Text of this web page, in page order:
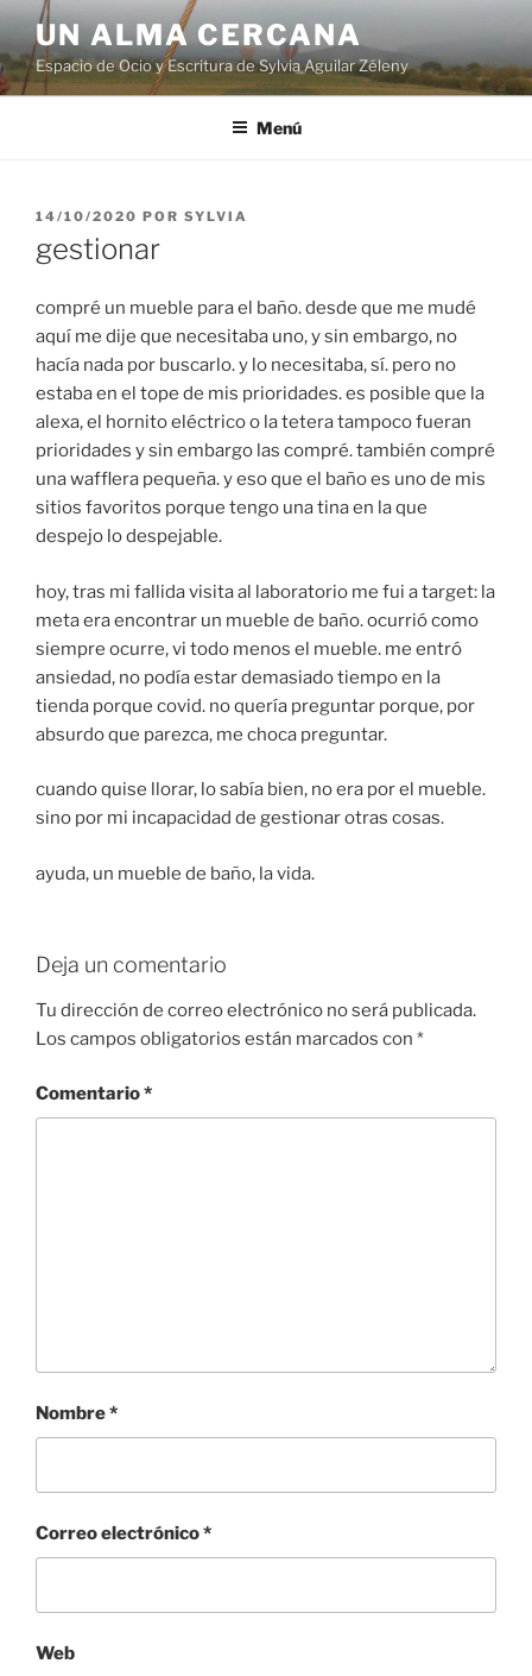
Ir
al
contenido
UN ALMA CERCANA
Espacio de Ocio y Escritura de Sylvia Aguilar Zéleny
Menú
PUBLICADO
14/10/2020 POR SYLVIA
gestionar
compré un mueble para el baño. desde que me mudé
aquí me dije que necesitaba uno, y sin embargo, no
hacía nada por buscarlo. y lo necesitaba, sí. pero no
estaba en el tope de mis prioridades. es posible que la
alexa, el hornito eléctrico o la tetera tampoco fueran
prioridades y sin embargo las compré. también compré
una wafflera pequeña. y eso que el baño es uno de mis
sitios favoritos porque tengo una tina en la que
despejo lo despejable.
hoy, tras mi fallida visita al laboratorio me fui a target: la
meta era encontrar un mueble de baño. ocurrió como
siempre ocurre, vi todo menos el mueble. me entró
ansiedad, no podía estar demasiado tiempo en la
tienda porque covid. no quería preguntar porque, por
absurdo que parezca, me choca preguntar.
cuando quise llorar, lo sabía bien, no era por el mueble.
sino por mi incapacidad de gestionar otras cosas.
ayuda, un mueble de baño, la vida.
Deja un comentario
Tu dirección de correo electrónico no será publicada.
Los campos obligatorios están marcados con *
Comentario*
Nombre*
Correo electrónico*
Web